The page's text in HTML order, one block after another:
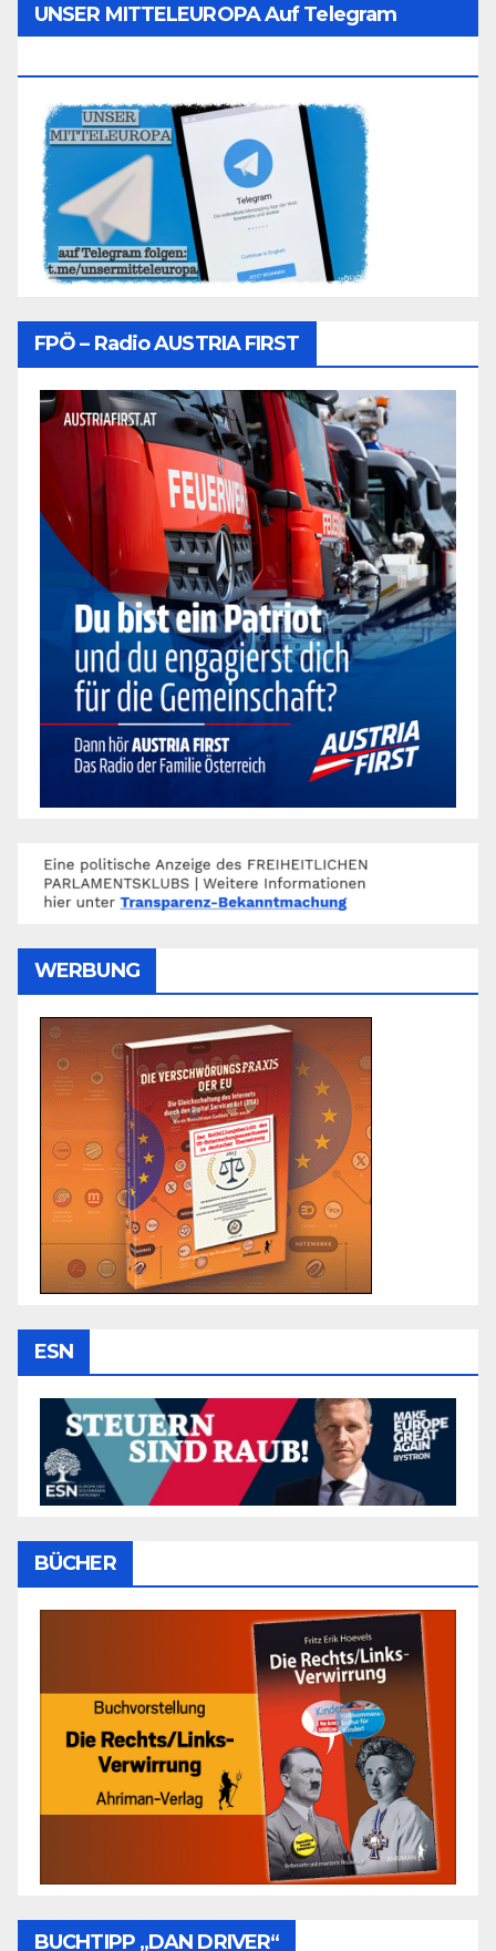
UNSER MITTELEUROPA Auf Telegram
FPÖ – Radio AUSTRIA FIRST
WERBUNG
ESN
BÜCHER
BUCHTIPP „DAN DRIVER“